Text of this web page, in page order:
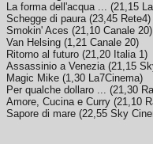
La forma dell'acqua ... (21,15
Schegge di paura(23,45 Rete4)
Smokin' Aces (21,10 Canale 20)
Van Helsing (1,21 Canale 20)
Ritorno al futuro (21,20 Italia 1)
Assassinio a Venezia(21,15
Magic Mike (1,30 La7Cinema)
Per qualche dollaro ... (21,30
Amore, Cucina e Curry (21,10
Sapore di mare (22,55 Sky